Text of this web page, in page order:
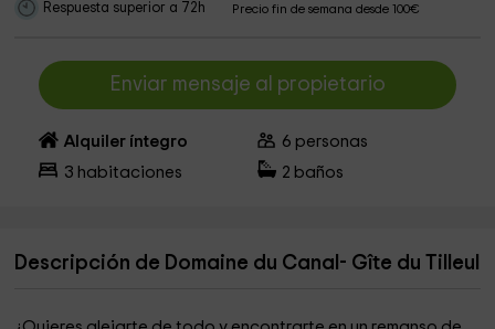
Respuesta superior a 72h Precio fin de semana desde 100€
Enviar mensaje al propietario
Alquiler íntegro 6 personas
3 habitaciones 2 baños
Descripción de Domaine du Canal- Gîte du Tilleul